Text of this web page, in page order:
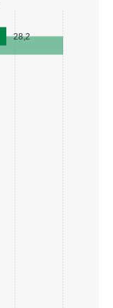
28,2